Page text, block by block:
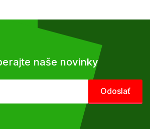
naše novinky